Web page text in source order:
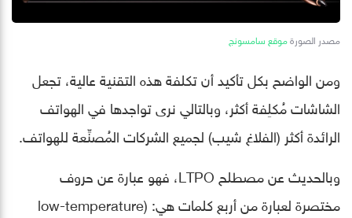
مصدر الصورةموقع سامسونج
ومن الواضح بكل تأكيد أن تكلفة هذه التقنية عالية، تجعل
الشاشات مُكلِفة أكثر، وبالتالي نرى تواجدها في الهواتف
الرائدة أكثر (الفلاغ شيب) لجميع الشركات المُصنِّعة للهواتف.
وبالحديث عن مصطلح LTPO، فهو عبارة عن حروف
مختصرة لعبارة من أربع كلمات هي: (low-temperature